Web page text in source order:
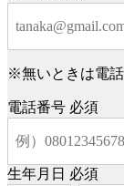
※無いときは電
電話番号 必須
生年月日 必須